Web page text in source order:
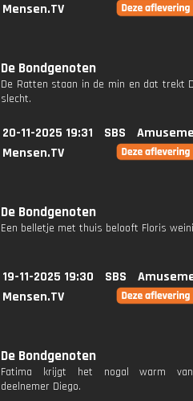
Mensen.TV
De Bondgenoten
De Ratten staan in de min en dat trekt
slecht.
20-11-2025 19:31 SBS
Mensen.TV
De Bondgenoten
Een belletje met thuis belooft Floris
19-11-2025 19:30 SBS
Mensen.TV
De Bondgenoten
Fatima krijgt het nogal warm
deelnemer Diego.